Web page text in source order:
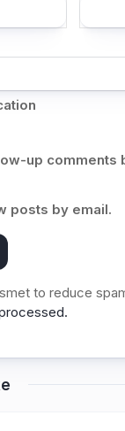
up comments
posts by email.
to reduce